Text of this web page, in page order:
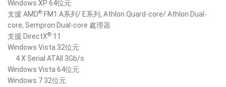
Windows XP 64位元
支援 AMD® FM1 A系列/ E系列, Athlon Quard-core/ Athlon Dual-
core, Sempron Dual-core 處理器
支援 DirectX® 11
Windows Vista 32位元
4 X Serial ATAII 3Gb/s
Windows Vista 64位元
Windows 7 32位元